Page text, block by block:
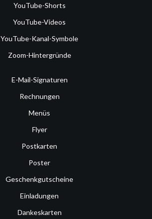
YouTube-Shorts
YouTube-Videos
YouTube-Kanal-Symbole
Zoom-Hintergründe
E-Mail-Signaturen
Rechnungen
Menüs
Flyer
Postkarten
Poster
Geschenkgutscheine
Einladungen
Dankeskarten